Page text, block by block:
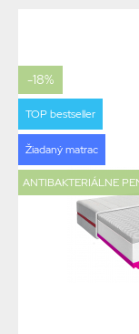
-18%
TOP bestseller
Žiadaný matrac
ANTIBAKTERIÁLNE